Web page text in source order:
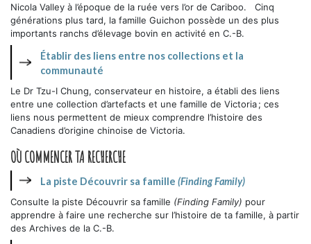
Nicola Valley à l’époque de la ruée vers l’or de Cariboo. Cinq
générations plus tard, la famille Guichon possède un des plus
importants ranchs d’élevage bovin en activité en C.-B.
Établir des liens entre nos collections et la
communauté
Le Dr Tzu-I Chung, conservateur en histoire, a établi des liens
entre une collection d’artefacts et une famille de Victoria ; ces
liens nous permettent de mieux comprendre l’histoire des
Canadiens d’origine chinoise de Victoria.
OÙ COMMENCER TA RECHERCHE
La piste Découvrir sa famille (Finding Family)
Consulte la piste Découvrir sa famille (Finding Family) pour
apprendre à faire une recherche sur l’histoire de ta famille, à partir
des Archives de la C.-B.